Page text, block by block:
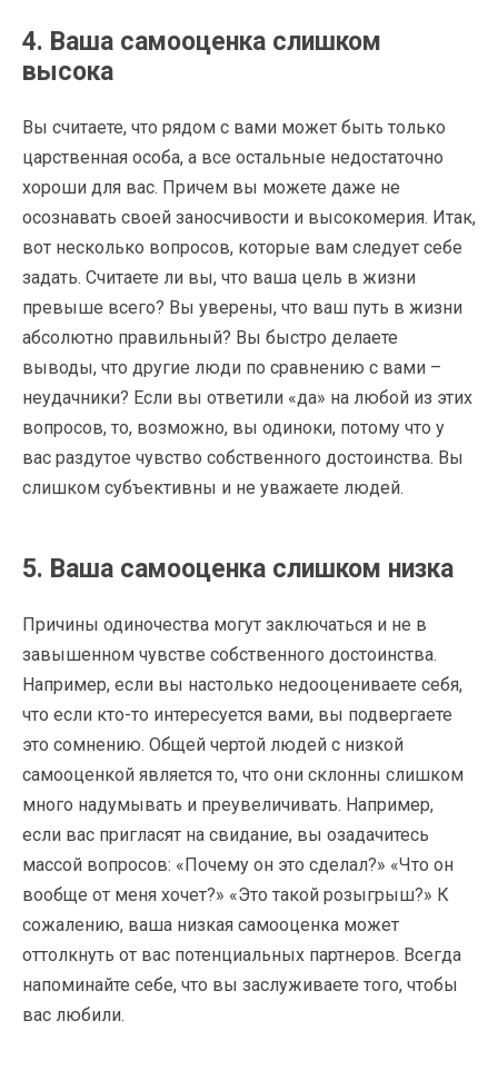
4. Ваша самооценка слишком
высока
Вы считаете, что рядом с вами может быть только
царственная особа, а все остальные недостаточно
хороши для вас. Причем вы можете даже не
осознавать своей заносчивости и высокомерия. Итак,
вот несколько вопросов, которые вам следует себе
задать. Считаете ли вы, что ваша цель в жизни
превыше всего? Вы уверены, что ваш путь в жизни
абсолютно правильный? Вы быстро делаете
выводы, что другие люди по сравнению с вами –
неудачники? Если вы ответили «да» на любой из этих
вопросов, то, возможно, вы одиноки, потому что у
вас раздутое чувство собственного достоинства. Вы
слишком субъективны и не уважаете людей.
5. Ваша самооценка слишком низка
Причины одиночества могут заключаться и не в
завышенном чувстве собственного достоинства.
Например, если вы настолько недооцениваете себя,
что если кто-то интересуется вами, вы подвергаете
это сомнению. Общей чертой людей с низкой
самооценкой является то, что они склонны слишком
много надумывать и преувеличивать. Например,
если вас пригласят на свидание, вы озадачитесь
массой вопросов: «Почему он это сделал?» «Что он
вообще от меня хочет?» «Это такой розыгрыш?» К
сожалению, ваша низкая самооценка может
оттолкнуть от вас потенциальных партнеров. Всегда
напоминайте себе, что вы заслуживаете того, чтобы
вас любили.